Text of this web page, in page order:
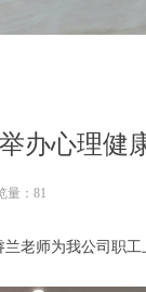
办心理健
老师为我公司职工
量： 81